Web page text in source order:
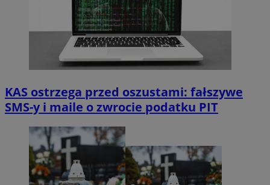
KAS ostrzega przed oszustami: fałszywe
SMS-y i maile o zwrocie podatku PIT